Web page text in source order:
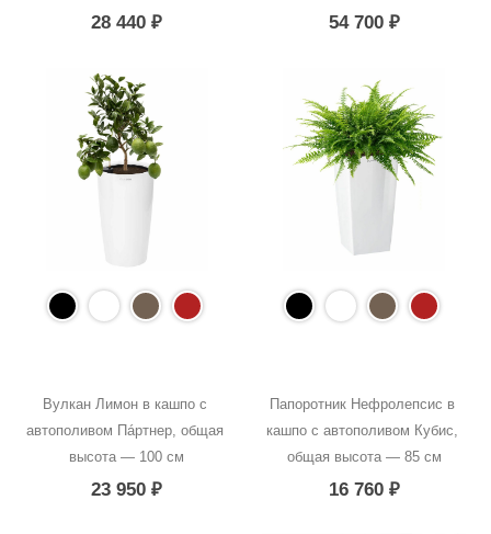
28 440₽ 54 700 ₽
Вулкан Лимон в кашпо с
автополивом Пáртнер, общая
высота — 100 см
23 950₽
Папоротник Нефролепсис в
кашпо с автополивом Кубис,
общая высота — 85 см
16 760 ₽